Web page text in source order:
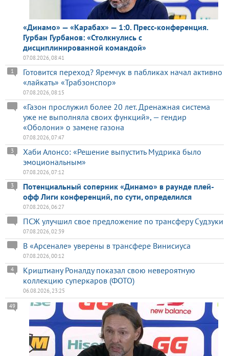
«Динамо» — «Карабах» — 1:0. Пресс-конференция.
Гурбан Гурбанов: «Столкнулись с
дисциплинированной командой»
07.08.2026, 08:41
Готовится переход? Яремчук в пабликах начал активно
«лайкать» «Трабзонспор»
1
07.08.2026, 08:15
«Газон прослужил более 20 лет. Дренажная система
уже не выполняла своих функций», — гендир
«Оболони» о замене газона
07.08.2026, 07:47
Хаби Алонсо: «Решение выпустить Мудрика было
эмоциональным»
3
07.08.2026, 07:12
Потенциальный соперник «Динамо» в раунде плей-
офф Лиги конференций, по сути, определился
3
07.08.2026, 06:27
ПСЖ улучшил свое предложение по трансферу Судзуки
07.08.2026, 02:39
В «Арсенале» уверены в трансфере Винисиуса
07.08.2026, 00:12
Криштиану Роналду показал свою невероятную
коллекцию суперкаров (ФОТО)
4
06.08.2026, 23:25
49